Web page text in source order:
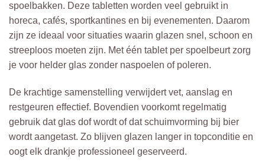
spoelbakken. Deze tabletten worden veel gebruikt in
horeca, cafés, sportkantines en bij evenementen. Daarom
zijn ze ideaal voor situaties waarin glazen snel, schoon en
streeploos moeten zijn. Met één tablet per spoelbeurt zorg
je voor helder glas zonder naspoelen of poleren.
De krachtige samenstelling verwijdert vet, aanslag en
restgeuren effectief. Bovendien voorkomt regelmatig
gebruik dat glas dof wordt of dat schuimvorming bij bier
wordt aangetast. Zo blijven glazen langer in topconditie en
oogt elk drankje professioneel geserveerd.